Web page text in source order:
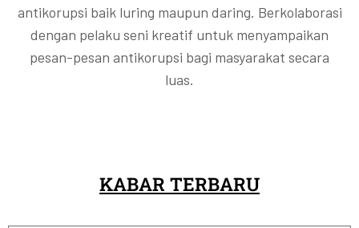
antikorupsi baik luring maupun daring. Berkolaborasi
dengan pelaku seni kreatif untuk menyampaikan
pesan-pesan antikorupsi bagi masyarakat secara
luas.
KABAR TERBARU